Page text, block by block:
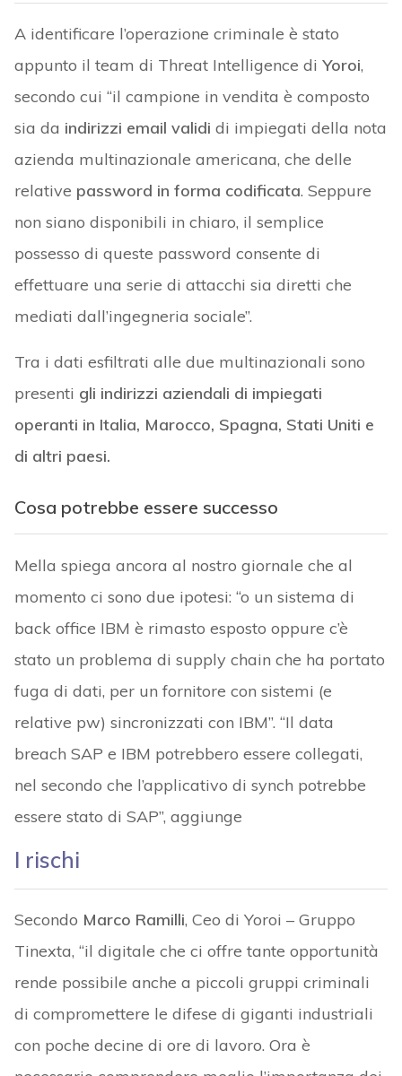
A identificare l’operazione criminale è stato
appunto il team di Threat Intelligence di Yoroi,
secondo cui “il campione in vendita è composto
sia da indirizzi email validi di impiegati della nota
azienda multinazionale americana, che delle
relative password in forma codificata. Seppure
non siano disponibili in chiaro, il semplice
possesso di queste password consente di
effettuare una serie di attacchi sia diretti che
mediati dall’ingegneria sociale”.
Tra i dati esfiltrati alle due multinazionali sono
presenti gli indirizzi aziendali di impiegati
operanti in Italia, Marocco, Spagna, Stati Uniti e
di altri paesi.
Cosa potrebbe essere successo
Mella spiega ancora al nostro giornale che al
momento ci sono due ipotesi: “o un sistema di
back office IBM è rimasto esposto oppure c’è
stato un problema di supply chain che ha portato
fuga di dati, per un fornitore con sistemi (e
relative pw) sincronizzati con IBM”. “Il data
breach SAP e IBM potrebbero essere collegati,
nel secondo che l’applicativo di synch potrebbe
essere stato di SAP”, aggiunge
I rischi
Secondo Marco Ramilli, Ceo di Yoroi – Gruppo
Tinexta, “il digitale che ci offre tante opportunità
rende possibile anche a piccoli gruppi criminali
di compromettere le difese di giganti industriali
con poche decine di ore di lavoro. Ora è